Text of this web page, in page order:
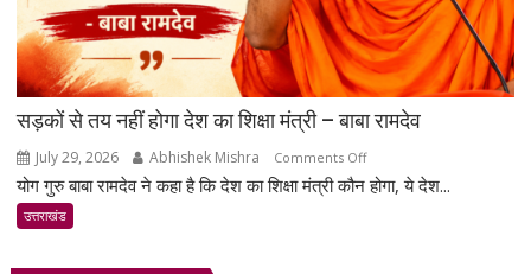
सड़कों से तय नहीं होगा देश का शिक्षा मंत्री – बाबा रामदेव
July 29, 2026 Abhishek Mishra Comments Offon
सड़कों
योग गुरु बाबा रामदेव ने कहा है कि देश का शिक्षा मंत्री कौन होगा, ये देश...
उत्तराखंड